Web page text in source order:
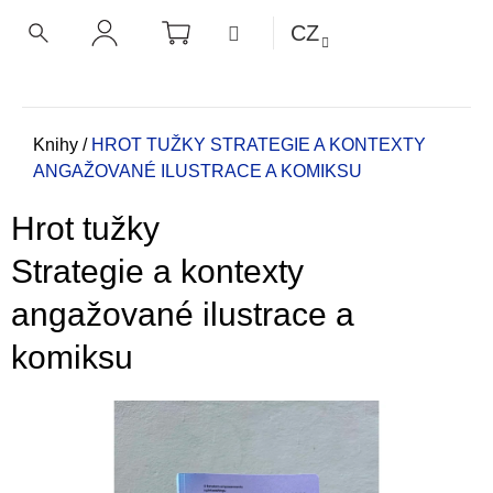
NÁKUPNÍ
KOŠÍK MENUCZ
Domů
Knihy / HROT TUŽKY STRATEGIE A KONTEXTY
ANGAŽOVANÉ ILUSTRACE A KOMIKSU
Hrot tužky
Strategie a kontexty
angažované ilustrace a
komiksu
ZPĚT
ZPĚT
o
p
t
ř
e
b
u
j